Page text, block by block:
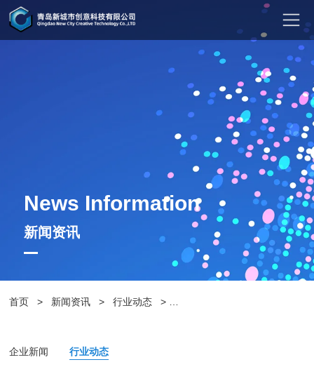
News Information
新闻资讯
首页 > 新闻资讯 > 行业动态 >
企业新闻 行业动态